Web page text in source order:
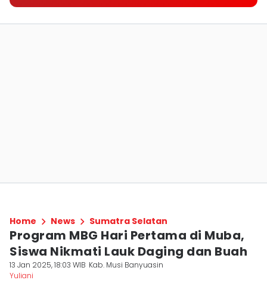
Home News Sumatra Selatan
Program MBG Hari Pertama di Muba,
Siswa Nikmati Lauk Daging dan Buah
13 Jan 2025, 18:03 WIB Kab. Musi Banyuasin
Yuliani